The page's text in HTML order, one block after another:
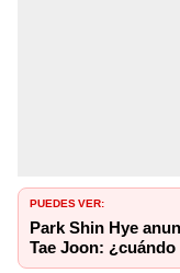
PUEDES VER:
Park Shin Hye
Tae Joon: ¿cuándo